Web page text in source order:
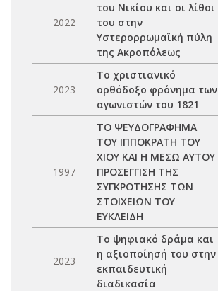
2022
του Νικίου και οι λίθοι
του στην
Υστερορρωμαϊκή πύλη
της Ακροπόλεως
2023
Το χριστιανικό
ορθόδοξο φρόνημα των
αγωνιστών του 1821
1997
ΤΟ ΨΕΥΔΟΓΡΑΦΗΜΑ
ΤΟΥ ΙΠΠΟΚΡΑΤΗ ΤΟΥ
ΧΙΟΥ ΚΑΙ Η ΜΕΣΩ ΑΥΤΟΥ
ΠΡΟΣΕΓΓΙΣΗ ΤΗΣ
ΣΥΓΚΡΟΤΗΣΗΣ ΤΩΝ
ΣΤΟΙΧΕΙΩΝ ΤΟΥ
ΕΥΚΛΕΙΔΗ
2023
Το ψηφιακό δράμα και
η αξιοποίησή του στην
εκπαιδευτική
διαδικασία